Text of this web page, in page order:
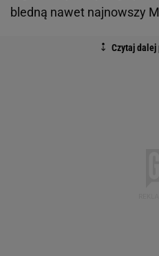
bledną nawet najnowszy